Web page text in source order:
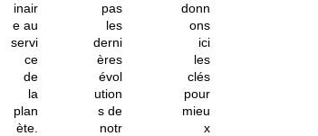
inair
e au
servi
ce
de
la
plan
ète.
pas
les
derni
ères
évol
ution
s de
notr
donn
ons
ici
les
clés
pour
mieu
x